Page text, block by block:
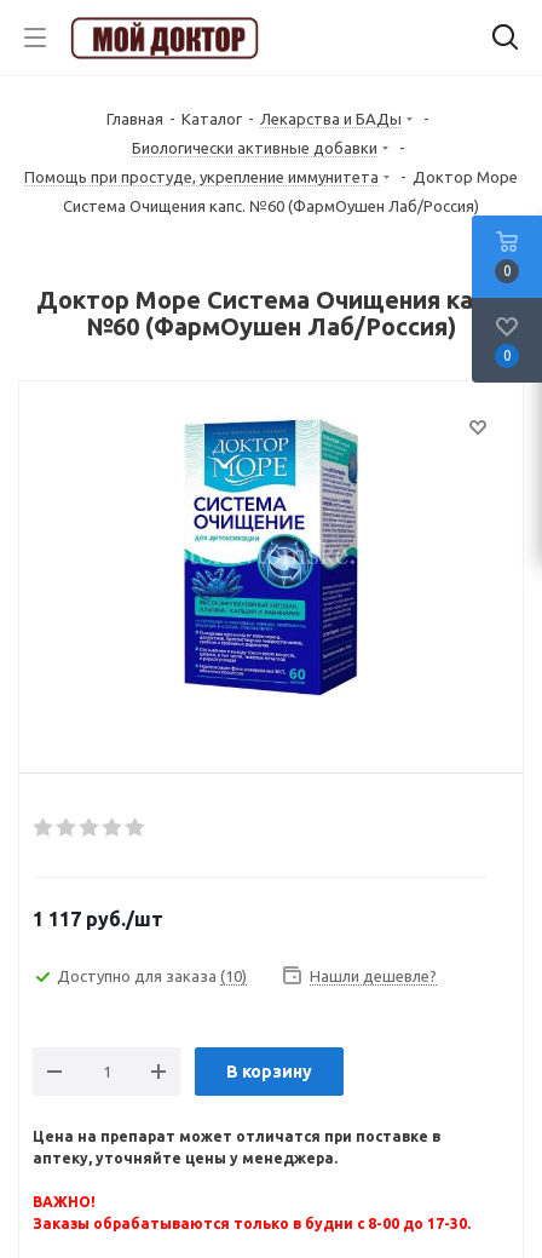
Главная - Каталог - Лекарства и БАДы
-
Биологически активные добавки
-
Помощь при простуде, укрепление иммунитета
- Доктор Море
Система Очищения капс. №60 (ФармОушен Лаб/Россия)
Доктор Море Система Очищения капс.
№60 (ФармОушен Лаб/Россия)
1 117 руб./шт
Доступно для заказа (10) Нашли дешевле?
В корзину
Цена на препарат может отличатся при поставке в
аптеку, уточняйте цены у менеджера.
ВАЖНО!
Заказы обрабатываются только в будни с 8-00 до 17-30.
0
0